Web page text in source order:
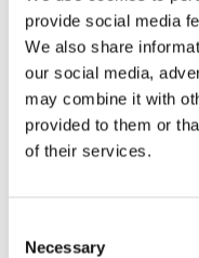
provide social media
We also share
our social media,
may combine it with
provided to them or
of their services.
Selection
Necessary
antall
Sticky mate ,Sticky